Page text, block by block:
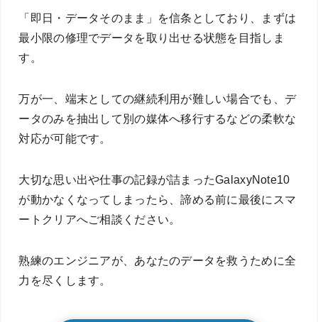
「即日・データそのまま」を信条としており、まずは
最小限の修理でデータを取り出せる状態を目指しま
す。
万が一、端末としての継続利用が難しい場合でも、デ
ータのみを抽出して別の媒体へ移行するなどの柔軟な
対応が可能です。
大切な思い出や仕事の記録が詰まったGalaxyNote10
が動かなくなってしまったら、諦める前に最後にスマ
ートクリアへご相談ください。
熟練のエンジニアが、あなたのデータを救うために全
力を尽くします。